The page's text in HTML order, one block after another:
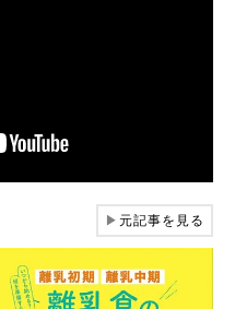
▶元記事を見る